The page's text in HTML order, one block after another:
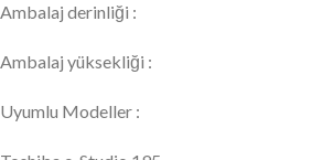
Ambalaj derinliği :
Ambalaj yüksekliği :
Uyumlu Modeller :